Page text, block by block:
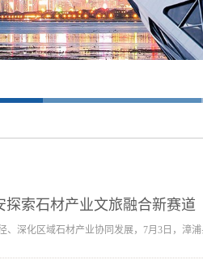
索石材产业文旅融合新赛道
、深化区域石材产业协同发展，7月3日，漳